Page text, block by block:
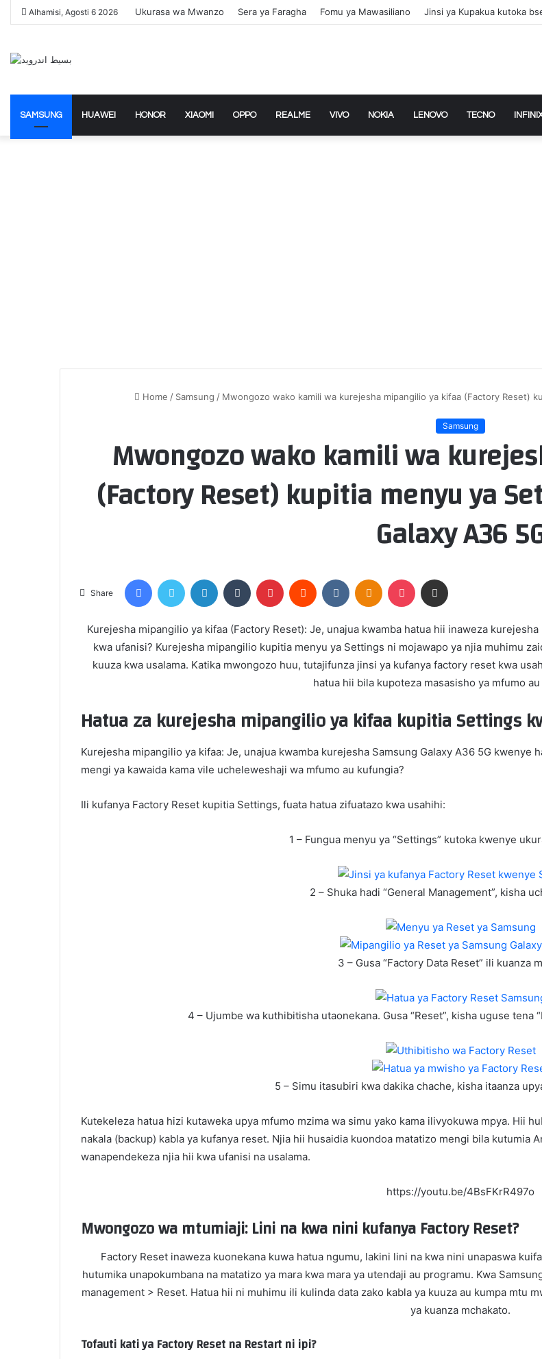
Alhamisi, Agosti 6 2026 Ukurasa wa Mwanzo Sera ya Faragha Fomu ya Mawasiliano Jinsi ya Kupakua kutoka
SAMSUNG HUAWEI HONOR XIAOMI OPPO REALME VIVO NOKIA LENOVO TECNO
Home / Samsung / Mwongozo wako kamili wa kurejesha mipangilio ya kifaa (Factory Reset)
Samsung
Mwongozo wako kamili wa
(Factory Reset) kupitia menyu ya
Galaxy A36
Share
FacebookTwitter LinkedIn Tumblr Pinterest Reddit VKontakteOdnoklassniki
Pocket
Kurejesha mipangilio ya kifaa (Factory Reset): Je, unajua kwamba hatua hii inaweza
kwa ufanisi? Kurejesha mipangilio kupitia menyu ya Settings ni mojawapo ya njia muhimu
kuuza kwa usalama. Katika mwongozo huu, tutajifunza jinsi ya kufanya factory reset kwa
hatua hii bila kupoteza masasisho ya mfumo
Hatua za kurejesha mipangilio ya kifaa kupitia Settings
Kurejesha mipangilio ya kifaa: Je, unajua kwamba kurejesha Samsung Galaxy A36 5G kwenye
mengi ya kawaida kama vile ucheleweshaji wa mfumo au kufungia?
Ili kufanya Factory Reset kupitia Settings, fuata hatua zifuatazo kwa usahihi:
1 – Fungua menyu ya “Settings” kutoka kwenye
2 – Shuka hadi “General Management”, kisha
3 – Gusa “Factory Data Reset” ili kuanza
4 – Ujumbe wa kuthibitisha utaonekana. Gusa “Reset”, kisha uguse tena
5 – Simu itasubiri kwa dakika chache, kisha itaanza
Kutekeleza hatua hizi kutaweka upya mfumo mzima wa simu yako kama ilivyokuwa mpya. Hii
nakala (backup) kabla ya kufanya reset. Njia hii husaidia kuondoa matatizo mengi bila kutumia
wanapendekeza njia hii kwa ufanisi na usalama.
https://youtu.be/4BsFKrR497o
Mwongozo wa mtumiaji: Lini na kwa nini kufanya Factory Reset?
Factory Reset inaweza kuonekana kuwa hatua ngumu, lakini lini na kwa nini unapaswa
hutumika unapokumbana na matatizo ya mara kwa mara ya utendaji au programu. Kwa
management > Reset. Hatua hii ni muhimu ili kulinda data zako kabla ya kuuza au kumpa mtu
ya kuanza mchakato.
Tofauti kati ya Factory Reset na Restart ni ipi?